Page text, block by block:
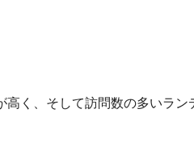
高く、そして訪問数の多いラ